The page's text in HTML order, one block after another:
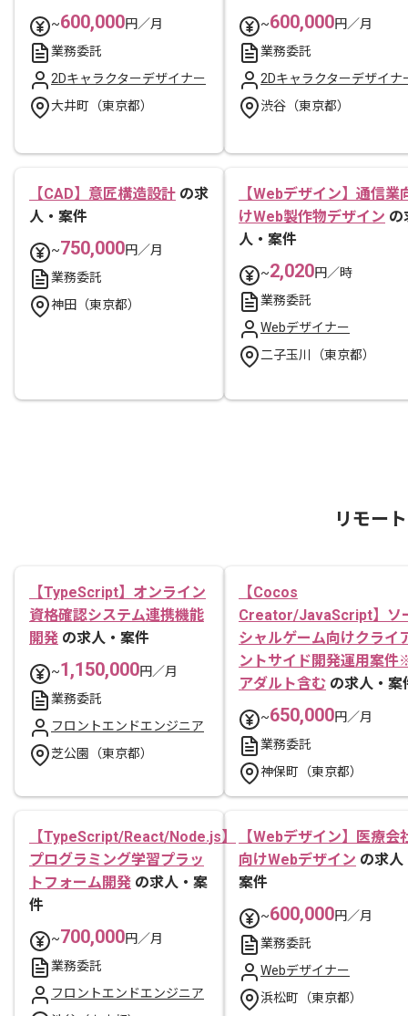
~600,000円／月
業務委託
2Dキャラクターデザイナー
大井町（東京都）
~600,000円／月
業務委託
2Dキャラクターデザイナ
渋谷（東京都）
【CAD】意匠構造設計 の求
人・案件
~750,000円／月
業務委託
神田（東京都）
【Webデザイン】通信業
けWeb製作物デザイン の
人・案件
~2,020円／時
業務委託
Webデザイナー
二子玉川（東京都）
リモー
【TypeScript】オンライン
資格確認システム連携機能
開発 の求人・案件
~1,150,000円／月
業務委託
フロントエンドエンジニア
芝公園（東京都）
【Cocos
Creator/JavaScript】ソ
シャルゲーム向けクライ
ントサイド開発運用案件
アダルト含む の求人・案
~650,000円／月
業務委託
神保町（東京都）
【TypeScript/React/Node.js】
プログラミング学習プラッ
トフォーム開発 の求人・案
件
~700,000円／月
業務委託
フロントエンドエンジニア
【Webデザイン】医療会
向けWebデザイン の求人
案件
~600,000円／月
業務委託
Webデザイナー
浜松町（東京都）